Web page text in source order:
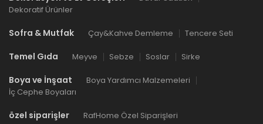
Dekoratif Ürünler
Sofra & Mutfak Çay&Kahve Demleme Tencere Seti
Temel Gıda Meyve Sebze Soslar Sirke
Boya ve İnşaat
Boya Yardımcı Malzemeleri
İç Cephe Boyaları
özel siparişler RafHome Özel Siparişleri